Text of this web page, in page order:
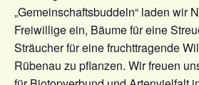
„Gemeinschaftsbuddeln“ laden wir
Freiwillige ein, Bäume für eine
Sträucher für eine fruchttragende
Rübenau zu pflanzen. Wir freuen